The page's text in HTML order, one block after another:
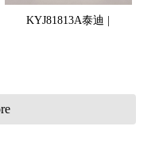
KYJ81813A泰迪 |